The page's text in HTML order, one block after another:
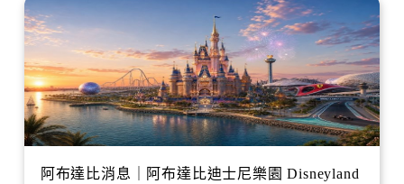
阿布達比消息｜阿布達比迪士尼樂園 Disneyland